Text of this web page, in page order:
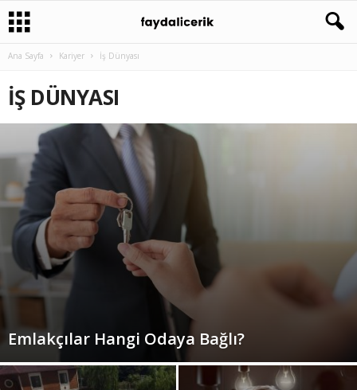
Ana Sayfa Kariyer İş Dünyası
İŞ DÜNYASI
Emlakçılar Hangi Odaya Bağlı?